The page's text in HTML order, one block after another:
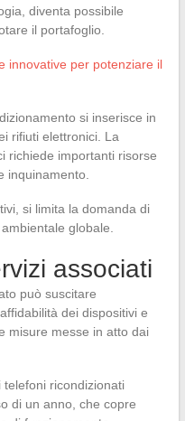
diventa possibile
il portafoglio.
innovative per potenziare il
si inserisce in
rifiuti elettronici. La
richiede importanti risorse
inquinamento.
si limita la domanda di
globale.
associati
può suscitare
dei dispositivi e
misure messe in atto dai
ricondizionati
di un anno, che copre